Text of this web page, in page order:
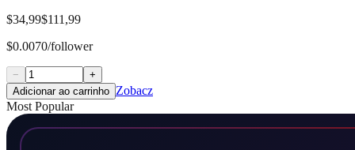
$34,99$111,99
$0.0070/follower
−
+
Adicionar ao carrinho Zobacz
Most Popular